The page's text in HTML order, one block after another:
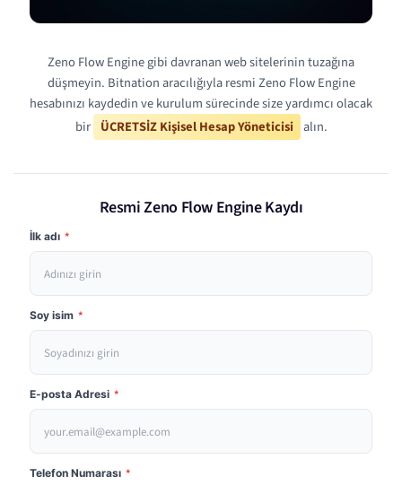
Zeno Flow Engine gibi davranan web sitelerinin tuzağına
düşmeyin. Bitnation aracılığıyla resmi Zeno Flow Engine
hesabınızı kaydedin ve kurulum sürecinde size yardımcı olacak
bir ÜCRETSİZ Kişisel Hesap Yöneticisi alın.
Resmi Zeno Flow Engine Kaydı
İlk adı *
Soy isim *
E-posta Adresi *
Telefon Numarası *